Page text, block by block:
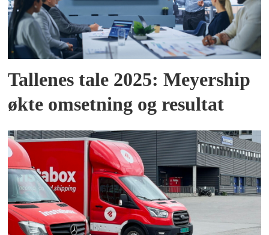
Tallenes tale 2025: Meyership
økte omsetning og resultat